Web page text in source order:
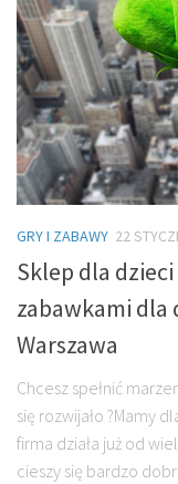
GRY I ZABAWY 22
Sklep dla
zabawkami dla
Warszawa
Chcesz spełnić
się rozwijało ?Mamy
firma działa już od
cieszy się bardzo